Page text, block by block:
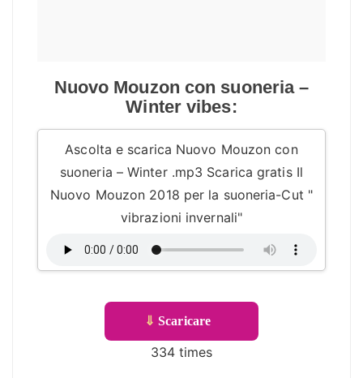
Nuovo Mouzon con suoneria –
Winter vibes:
Ascolta e scarica Nuovo Mouzon con
suoneria – Winter .mp3 Scarica gratis Il
Nuovo Mouzon 2018 per la suoneria-Cut "
vibrazioni invernali"
⇓ Scaricare
334 times